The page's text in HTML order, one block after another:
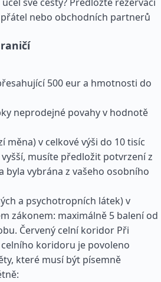
nebo obchodních partnerů
500 eur a hmotnosti do
neprodejné povahy v hodnotě
měna) v celkové výši do 10 tisíc
musíte předložit potvrzení z
byla vybrána z vašeho osobního
a psychotropních látek) v
zákonem: maximálně 5 balení od
Červený celní koridor Při
koridoru je povoleno
které musí být písemně